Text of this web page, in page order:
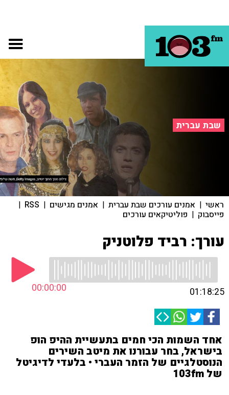
שבת עברית
ראשי | אמנים עורכים שבת עברית | אמנים מגישים |
RSS
|
פייסבוק | פוליטיקאים עורכים
עורך: רביד פלוטניק
00:00:00 01:18:25
אחד השמות הכי חמים בתעשיית ההיפ הופ
בישראל, בחר עבורנו את מיטב השירים
הנוסטלגיים של הזמר העברי • בלעדי לדיגיטל
של 103fm